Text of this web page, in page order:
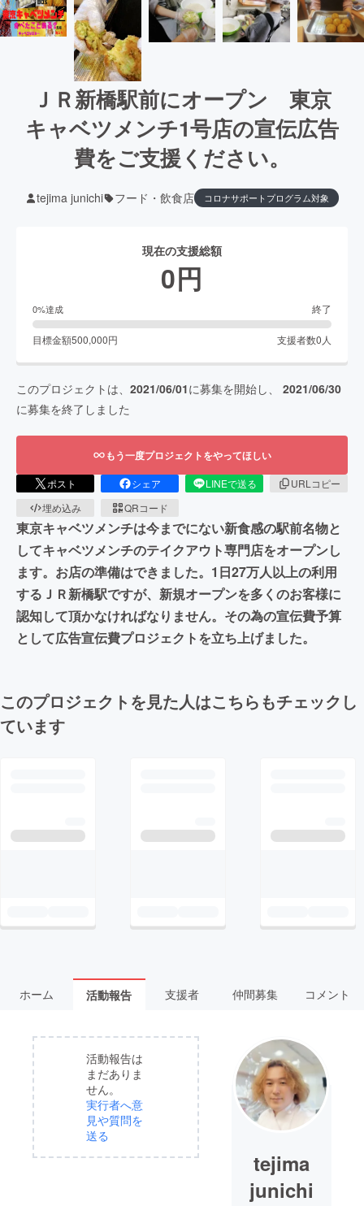
ＪＲ新橋駅前にオープン 東京
キャベツメンチ1号店の宣伝広告
費をご支援ください。
tejima junichi フード・飲食店 コロナサポートプログラム対象
現在の支援総額
0円
0%達成 終了
目標金額500,000円 支援者数0 人
このプロジェクトは、 2021/06/01に募集を開始し、 2021/06/30
に募集を終了しました
もう一度プロジェクトをやってほしい
ポスト シェア LINEで送る
URLコピー
埋め込み
QRコード
東京キャベツメンチは今までにない新食感の駅前名物と
してキャベツメンチのテイクアウト専門店をオープンし
ます。お店の準備はできました。1日27万人以上の利用
するＪＲ新橋駅ですが、新規オープンを多くのお客様に
認知して頂かなければなりません。その為の宣伝費予算
として広告宣伝費プロジェクトを立ち上げました。
このプロジェクトを見た人はこちらもチェックし
ています
ホーム 活動報告 支援者 仲間募集 コメント
活動報告は
まだありま
せん。
実行者へ意
見や質問を
送る
tejima
junichi